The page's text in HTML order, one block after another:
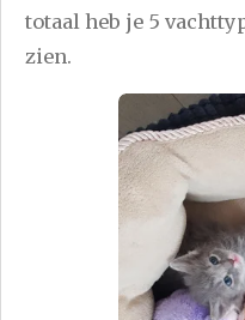
totaal heb je 5
zien.